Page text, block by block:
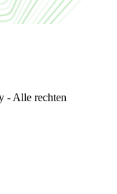
- Alle rechten